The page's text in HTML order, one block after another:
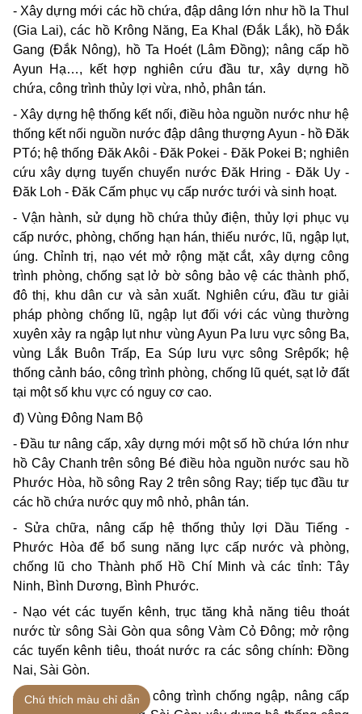
- Xây dựng mới các hồ chứa, đập dâng lớn như hồ Ia Thul
(Gia Lai), các hồ Krông Năng, Ea Khal (Đắk Lắk), hồ Đắk
Gang (Đắk Nông), hồ Ta Hoét (Lâm Đồng); nâng cấp hồ
Ayun Hạ…, kết hợp nghiên cứu đầu tư, xây dựng hồ
chứa, công trình thủy lợi vừa, nhỏ, phân tán.
- Xây dựng hệ thống kết nối, điều hòa nguồn nước như hệ
thống kết nối nguồn nước đập dâng thượng Ayun - hồ Đăk
PTó; hệ thống Đăk Akôi - Đăk Pokei - Đăk Pokei B; nghiên
cứu xây dựng tuyến chuyển nước Đăk Hring - Đăk Uy -
Đăk Loh - Đăk Cấm phục vụ cấp nước tưới và sinh hoạt.
- Vận hành, sử dụng hồ chứa thủy điện, thủy lợi phục vụ
cấp nước, phòng, chống hạn hán, thiếu nước, lũ, ngập lụt,
úng. Chỉnh trị, nạo vét mở rộng mặt cắt, xây dựng công
trình phòng, chống sạt lở bờ sông bảo vệ các thành phố,
đô thị, khu dân cư và sản xuất. Nghiên cứu, đầu tư giải
pháp phòng chống lũ, ngập lụt đối với các vùng thường
xuyên xảy ra ngập lụt như vùng Ayun Pa lưu vực sông Ba,
vùng Lắk Buôn Trấp, Ea Súp lưu vực sông Srêpốk; hệ
thống cảnh báo, công trình phòng, chống lũ quét, sạt lở đất
tại một số khu vực có nguy cơ cao.
đ) Vùng Đông Nam Bộ
- Đầu tư nâng cấp, xây dựng mới một số hồ chứa lớn như
hồ Cây Chanh trên sông Bé điều hòa nguồn nước sau hồ
Phước Hòa, hồ sông Ray 2 trên sông Ray; tiếp tục đầu tư
các hồ chứa nước quy mô nhỏ, phân tán.
- Sửa chữa, nâng cấp hệ thống thủy lợi Dầu Tiếng -
Phước Hòa để bổ sung năng lực cấp nước và phòng,
chống lũ cho Thành phố Hồ Chí Minh và các tỉnh: Tây
Ninh, Bình Dương, Bình Phước.
- Nạo vét các tuyến kênh, trục tăng khả năng tiêu thoát
nước từ sông Sài Gòn qua sông Vàm Cỏ Đông; mở rộng
các tuyến kênh tiêu, thoát nước ra các sông chính: Đồng
Nai, Sài Gòn.
- Hoàn chỉnh hệ thống công trình chống ngập, nâng cấp
Chú thích màu chỉ dẫn